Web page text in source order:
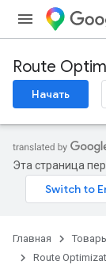
Route
Начать
Эта страница
Главная
Route